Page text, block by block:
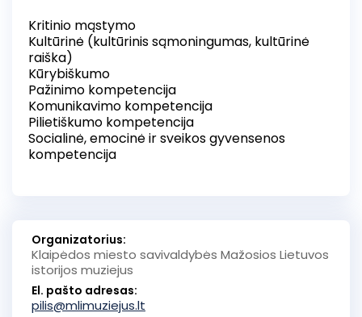
Kritinio mąstymo
Kultūrinė (kultūrinis sąmoningumas, kultūrinė
raiška)
Kūrybiškumo
Pažinimo kompetencija
Komunikavimo kompetencija
Pilietiškumo kompetencija
Socialinė, emocinė ir sveikos gyvensenos
kompetencija
Organizatorius:
Klaipėdos miesto savivaldybės Mažosios Lietuvos
istorijos muziejus
El. pašto adresas:
pilis@mlimuziejus.lt